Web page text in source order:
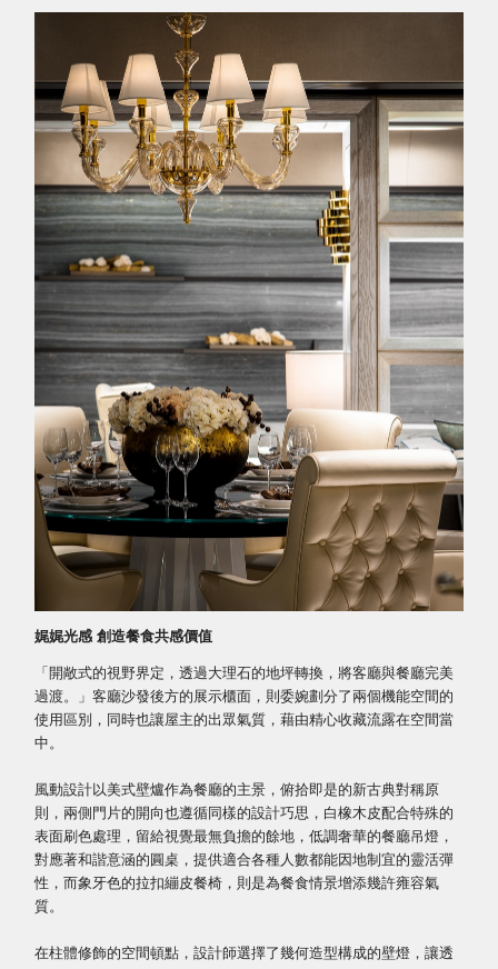
娓娓光感 創造餐食共感價值
「開敞式的視野界定，透過大理石的地坪轉換，將客廳與餐廳完美
過渡。」客廳沙發後方的展示櫃面，則委婉劃分了兩個機能空間的
使用區別，同時也讓屋主的出眾氣質，藉由精心收藏流露在空間當
中。
風動設計以美式壁爐作為餐廳的主景，俯拾即是的新古典對稱原
則，兩側門片的開向也遵循同樣的設計巧思，白橡木皮配合特殊的
表面刷色處理，留給視覺最無負擔的餘地，低調奢華的餐廳吊燈，
對應著和諧意涵的圓桌，提供適合各種人數都能因地制宜的靈活彈
性，而象牙色的拉扣繃皮餐椅，則是為餐食情景增添幾許雍容氣
質。
在柱體修飾的空間頓點，設計師選擇了幾何造型構成的壁燈，讓透